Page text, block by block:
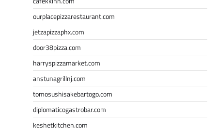
ourplacepizzarestaurant.com
jetzapizzaphx.com
door38pizza.com
harryspizzamarket.com
anstunagrillnj.com
tomosushisakebartogo.com
diplomaticogastrobar.com
keshetkitchen.com